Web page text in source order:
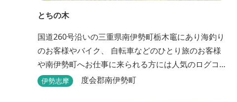
とちの木
国道260号沿いの三重県南伊勢町栃木竈にあり海釣り
のお客様やバイク、 自転車などのひとり旅のお客様
や南伊勢町へお仕事に来られる方には人気のログコ
テージです。 ログコテージは全室、素泊まりとなっ
伊勢志摩 度会郡南伊勢町